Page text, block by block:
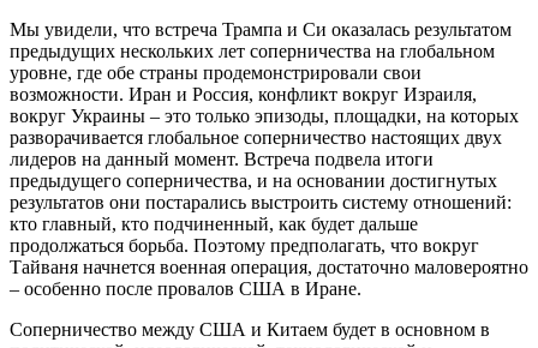
Мы увидели, что встреча Трампа и Си оказалась результатом
предыдущих нескольких лет соперничества на глобальном
уровне, где обе страны продемонстрировали свои
возможности. Иран и Россия, конфликт вокруг Израиля,
вокруг Украины – это только эпизоды, площадки, на которых
разворачивается глобальное соперничество настоящих двух
лидеров на данный момент. Встреча подвела итоги
предыдущего соперничества, и на основании достигнутых
результатов они постарались выстроить систему отношений:
кто главный, кто подчиненный, как будет дальше
продолжаться борьба. Поэтому предполагать, что вокруг
Тайваня начнется военная операция, достаточно маловероятно
– особенно после провалов США в Иране.
Соперничество между США и Китаем будет в основном в